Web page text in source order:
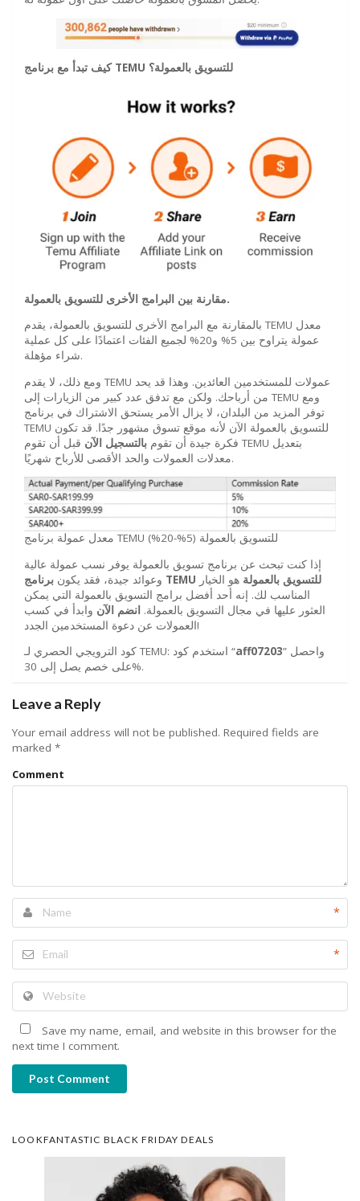
كيف تبدأ مع برنامج TEMU للتسويق بالعمولة؟
مقارنة بين البرامج الأخرى للتسويق بالعمولة.
بالمقارنة مع البرامج الأخرى للتسويق بالعمولة، يقدم TEMU معدل
عمولة يتراوح بين 5% و20% لجميع الفئات اعتمادًا على كل عملية
شراء مؤهلة.
ومع ذلك، لا يقدم TEMU عمولات للمستخدمين العائدين. وهذا قد يحد
من أرباحك. ولكن مع تدفق عدد كبير من الزيارات إلى TEMU ومع
توفر المزيد من البلدان، لا يزال الأمر يستحق الاشتراك في برنامج
TEMU للتسويق بالعمولة الآن لأنه موقع تسوق مشهور جدًا. قد تكون
فكرة جيدة أن تقوم بالتسجيل الآن قبل أن تقوم TEMU بتعديل
معدلات العمولات والحد الأقصى للأرباح شهريًا.
معدل عمولة برنامج TEMU للتسويق بالعمولة (5%-20%)
إذا كنت تبحث عن برنامج تسويق بالعمولة يوفر نسب عمولة عالية
وعوائد جيدة، فقد يكون TEMU للتسويق بالعمولة هو الخيار
المناسب لك. إنه أحد أفضل برامج التسويق بالعمولة التي يمكن
العثور عليها في مجال التسويق بالعمولة. انضم الآن وابدأ في كسب
العمولات عن دعوة المستخدمين الجدد!
كود الترويجي الحصري لـ TEMU: استخدم كود “aff07203” واحصل
على خصم يصل إلى 30%.
Leave a Reply
Your email address will not be published. Required fields are
marked *
Comment
*
*
Save my name, email, and website in this browser for the
next time I comment.
Post Comment
LOOKFANTASTIC BLACK FRIDAY DEALS